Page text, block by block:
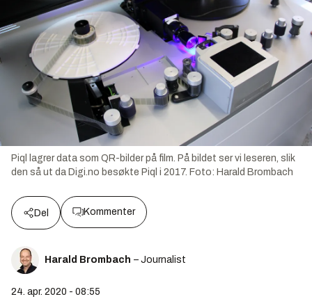
Piql lagrer data som QR-bilder på film. På bildet ser vi leseren, slik
den så ut da Digi.no besøkte Piql i 2017. Foto: Harald Brombach
Del Kommenter
Harald Brombach – Journalist
24. apr. 2020 - 08:55